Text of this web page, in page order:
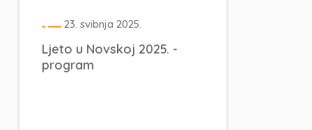
23. svibnja 2025.
Ljeto u Novskoj 2025. -
program